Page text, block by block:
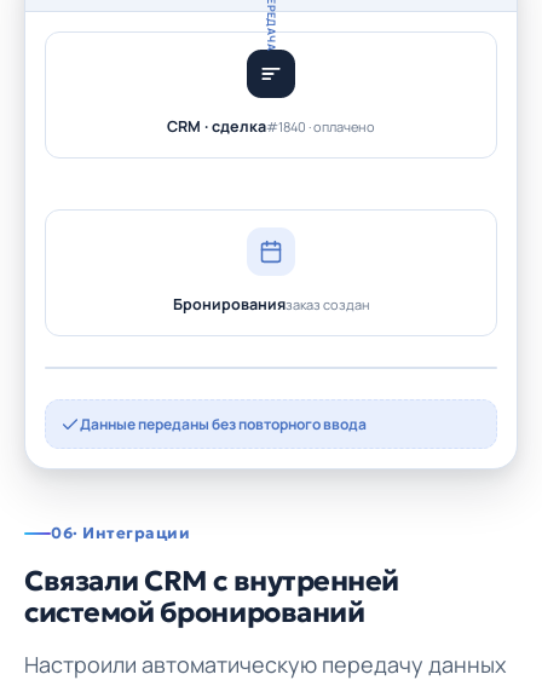
06· Интеграции
Связали CRM с внутренней
системой бронирований
Настроили автоматическую передачу данных
CRM · сделка#1840 · оплачено
ПЕРЕДАЧА
Бронированиязаказ создан
Данные переданы без повторного ввода